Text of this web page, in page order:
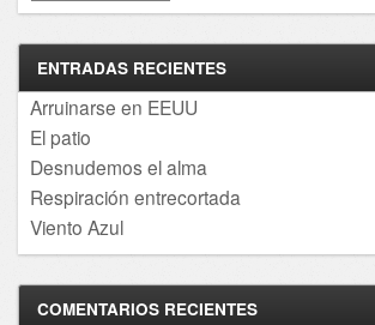
ENTRADAS RECIENTES
Arruinarse en EEUU
El patio
Desnudemos el alma
Respiración entrecortada
Viento Azul
COMENTARIOS RECIENTES